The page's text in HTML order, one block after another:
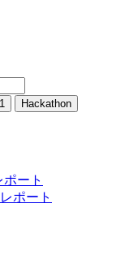
Hackathon
ート
ポート